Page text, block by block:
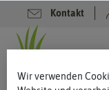
Kontakt
Filter
Wir verwenden